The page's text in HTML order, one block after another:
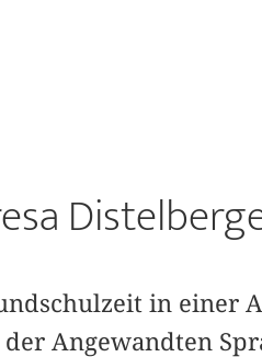
in einer
Angewandten